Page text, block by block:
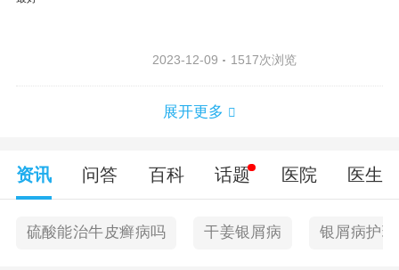
2023-12-09 1517次浏览
展开更多
资讯 问答 百科 话题 医院 医生
硫酸能治牛皮癣病吗 干姜银屑病 银屑病护